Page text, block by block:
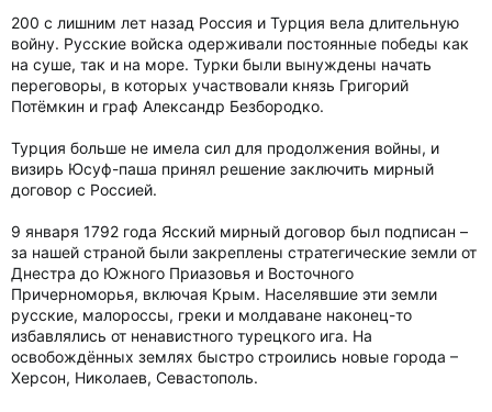
200 с лишним лет назад Россия и Турция вела длительную
войну. Русские войска одерживали постоянные победы как
на суше, так и на море. Турки были вынуждены начать
переговоры, в которых участвовали князь Григорий
Потёмкин и граф Александр Безбородко.
Турция больше не имела сил для продолжения войны, и
визирь Юсуф-паша принял решение заключить мирный
договор с Россией.
9 января 1792 года Ясский мирный договор был подписан –
за нашей страной были закреплены стратегические земли от
Днестра до Южного Приазовья и Восточного
Причерноморья, включая Крым. Населявшие эти земли
русские, малороссы, греки и молдаване наконец-то
избавлялись от ненавистного турецкого ига. На
освобождённых землях быстро строились новые города –
Херсон, Николаев, Севастополь.